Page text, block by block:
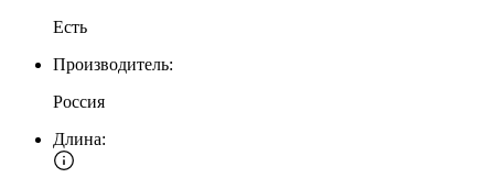
Есть
Производитель:
Россия
Длина: